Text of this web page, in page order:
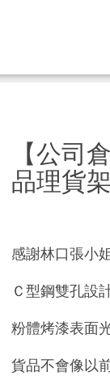
【公司
品理貨架
感謝林口張小
Ｃ型鋼雙孔設
粉體烤漆表面
貨品不會像以